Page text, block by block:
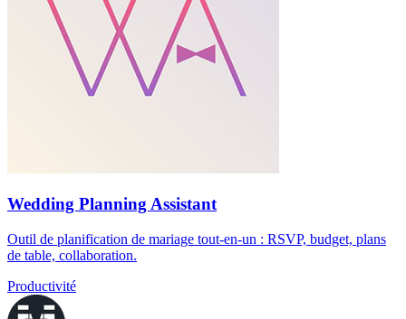
Wedding Planning Assistant
Outil de planification de mariage tout-en-un : RSVP, budget, plans
de table, collaboration.
Productivité